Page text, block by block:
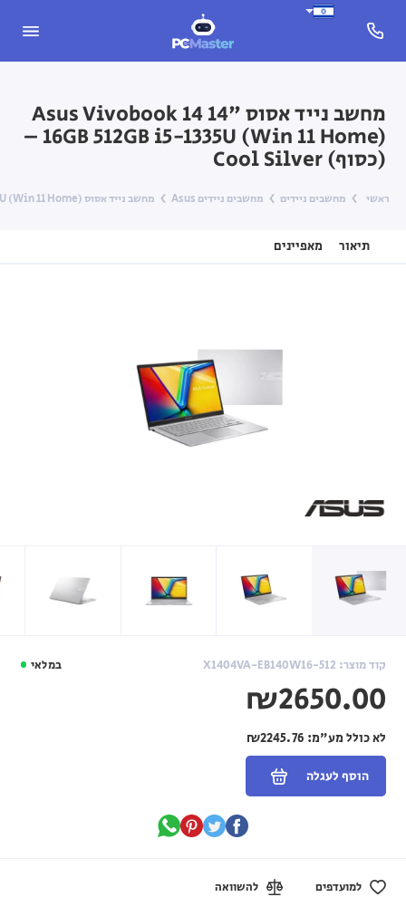
מחשב נייד אסוס Asus Vivobook 14 14"
16GB 512GB i5-1335U (Win 11 Home) –
(כסוף) Cool Silver
ראשי מחשבים ניידים מחשבים ניידים Asus מחשב נייד אסוס Asus Vivobook 14 14" 16GB 512GB i5-1335U (Win 11 Home) – (כסוף) Cool Silver
תיאור מאפיינים
במלאי קוד מוצר: X1404VA-EB140W16-512
₪2650.00
לא כולל מע"מ:
הוסף לעגלה
למועדפים להשוואה